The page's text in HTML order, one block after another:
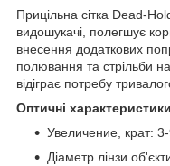
Прицільна сітка Dead-
видошукачі, полегшує
внесення додаткових
полювання та стрільби
відіграє потребу
Оптичні
Увеличение, крат:
Діаметр лінзи